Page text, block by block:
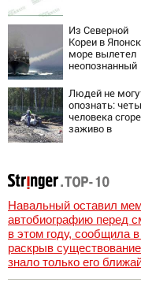
Из Северной
Кореи в
море вылетел
неопознанный
Людей не
опознать:
человека
заживо в
Новости
Навальный оставил
автобиографию перед
в этом году, сообщила
раскрыв
знало только его